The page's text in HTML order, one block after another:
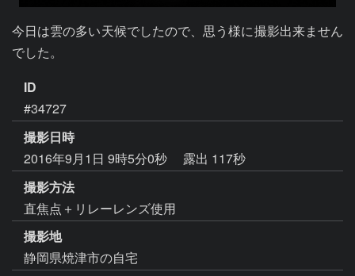
今日は雲の多い天候でしたので、思う様に撮影出来ません
でした。
ID
#34727
撮影日時
2016年9月1日 9時5分0秒
露出 117秒
撮影方法
直焦点＋リレーレンズ使用
撮影地
静岡県焼津市の自宅